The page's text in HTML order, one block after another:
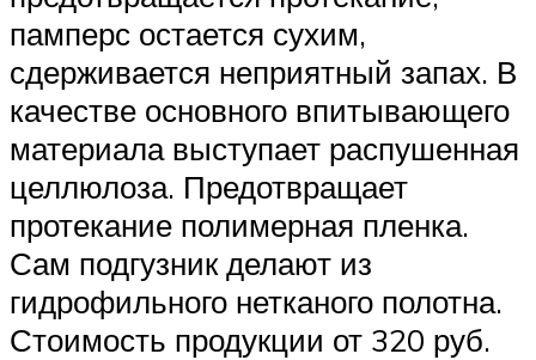
памперс остается сухим,
сдерживается неприятный запах. В
качестве основного впитывающего
материала выступает распушенная
целлюлоза. Предотвращает
протекание полимерная пленка.
Сам подгузник делают из
гидрофильного нетканого полотна.
Стоимость продукции от 320 руб.